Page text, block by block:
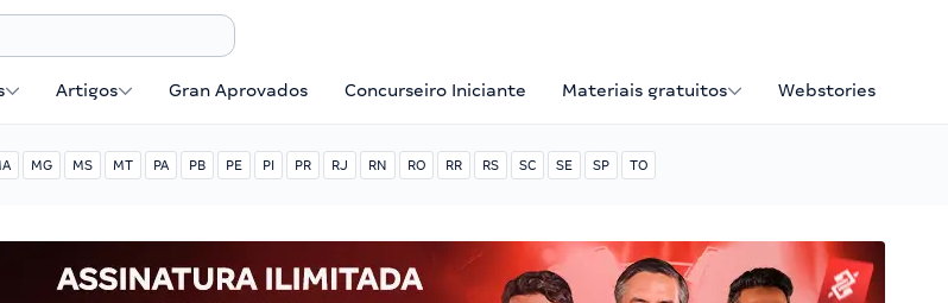
Artigos Gran Aprovados Concurseiro Iniciante Materiais gratuitos Webstories
MG MS MT PA PB PE PI PR RJ RN RO RR RS SC SE SP TO